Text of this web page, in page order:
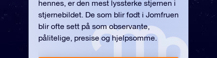
hennes, er den mest lyssterke stjernen i
stjernebildet. De som blir født i Jomfruen
blir ofte sett på som observante,
pålitelige, presise og hjelpsomme.